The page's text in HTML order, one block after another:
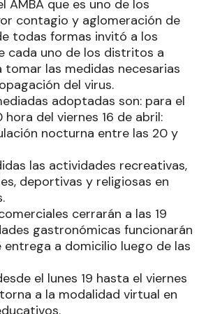
AMBA que es uno de los
contagio y aglomeración de
todas formas invitó a los
cada uno de los distritos a
tomar las medidas necesarias
del virus.
adoptadas son: para el
hora del viernes 16 de abril:
nocturna entre las 20 y
las actividades recreativas,
deportivas y religiosas en
cerrarán a las 19
gastronómicas funcionarán
entrega a domicilio luego de las
el lunes 19 hasta el viernes
a la modalidad virtual en